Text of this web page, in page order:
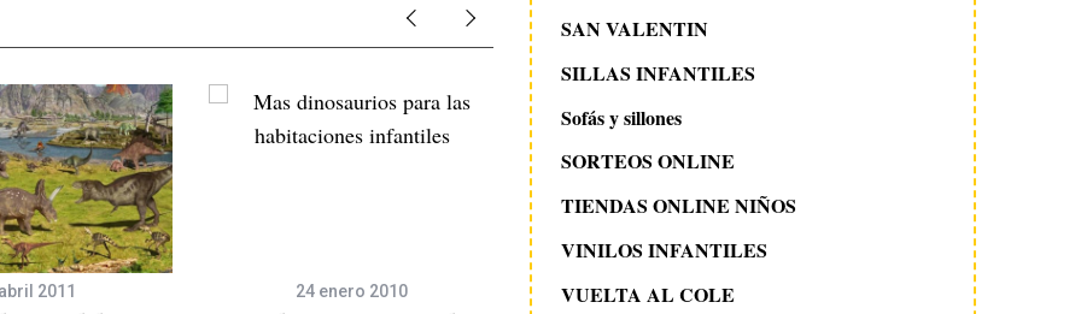
2011 24 enero 2010 11 junio 2013 12 julio 2011
SAN VALENTIN
SILLAS INFANTILES
Sofás y sillones
SORTEOS ONLINE
TIENDAS ONLINE NIÑOS
VINILOS INFANTILES
VUELTA AL COLE